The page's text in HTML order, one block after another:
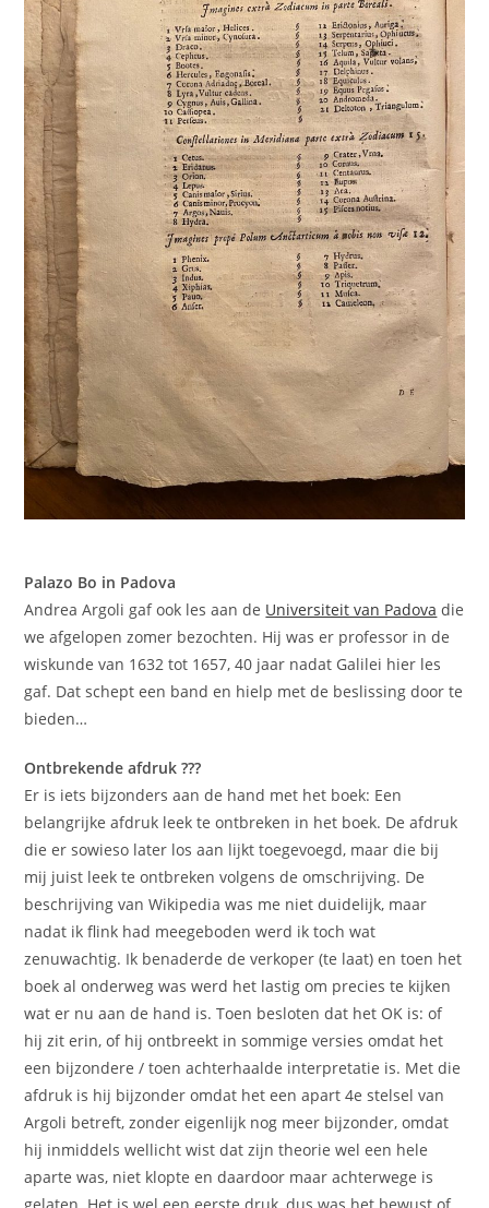
Palazo Bo in Padova
Andrea Argoli gaf ook les aan de Universiteit van Padova die
we afgelopen zomer bezochten. Hij was er professor in de
wiskunde van 1632 tot 1657, 40 jaar nadat Galilei hier les
gaf. Dat schept een band en hielp met de beslissing door te
bieden…
Ontbrekende afdruk ???
Er is iets bijzonders aan de hand met het boek: Een
belangrijke afdruk leek te ontbreken in het boek. De afdruk
die er sowieso later los aan lijkt toegevoegd, maar die bij
mij juist leek te ontbreken volgens de omschrijving. De
beschrijving van Wikipedia was me niet duidelijk, maar
nadat ik flink had meegeboden werd ik toch wat
zenuwachtig. Ik benaderde de verkoper (te laat) en toen het
boek al onderweg was werd het lastig om precies te kijken
wat er nu aan de hand is. Toen besloten dat het OK is: of
hij zit erin, of hij ontbreekt in sommige versies omdat het
een bijzondere / toen achterhaalde interpretatie is. Met die
afdruk is hij bijzonder omdat het een apart 4e stelsel van
Argoli betreft, zonder eigenlijk nog meer bijzonder, omdat
hij inmiddels wellicht wist dat zijn theorie wel een hele
aparte was, niet klopte en daardoor maar achterwege is
gelaten. Het is wel een eerste druk, dus was het bewust of